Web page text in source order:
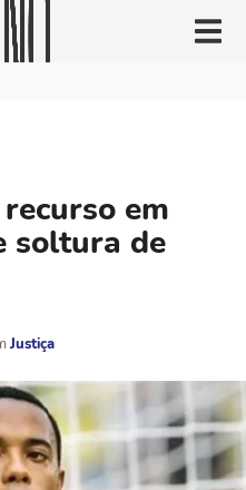
em
soltura de
Justiça